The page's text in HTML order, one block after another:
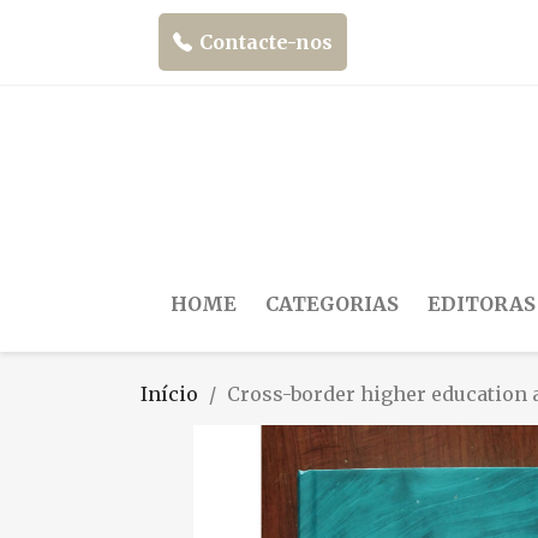
Contacte-nos
HOME CATEGORIAS EDITORAS
Início Cross-border higher education